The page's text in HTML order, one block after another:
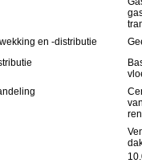
en -distributie